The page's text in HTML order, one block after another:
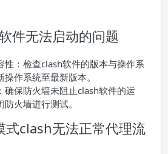
件无法启动的问题
性：检查clash软件的版本与操作系
作系统至最新版本。
确保防火墙未阻止clash软件的运
火墙进行测试。
式clash无法正常代理流